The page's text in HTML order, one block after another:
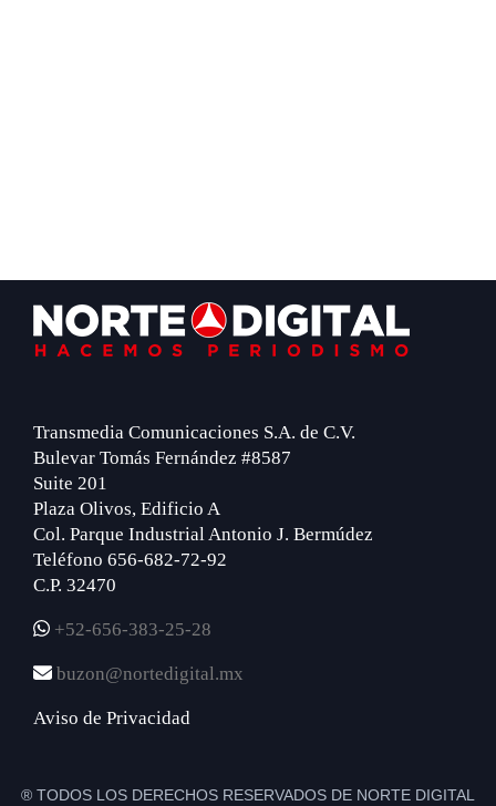
Footer
Transmedia Comunicaciones S.A. de C.V.
Bulevar Tomás Fernández #8587
Suite 201
Plaza Olivos, Edificio A
Col. Parque Industrial Antonio J. Bermúdez
Teléfono 656-682-72-92
C.P. 32470
+52-656-383-25-28
buzon@nortedigital.mx
Aviso de Privacidad
® TODOS LOS DERECHOS RESERVADOS DE NORTE DIGITAL